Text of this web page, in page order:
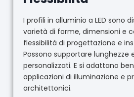
I profili in alluminio a LED sono
varietà di forme, dimensioni e
flessibilità di progettazione e
Possono supportare lunghezze
personalizzati. E si adattano
applicazioni di illuminazione e
architettonici.